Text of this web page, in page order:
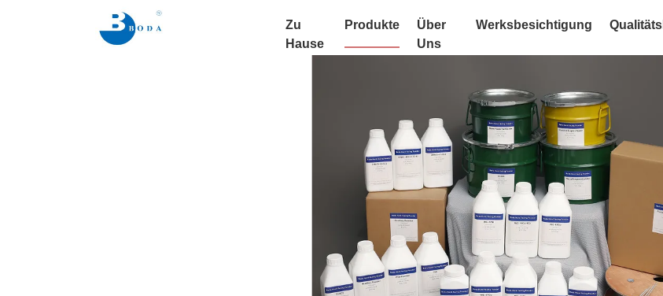
Zu
Hause
Produkte
Über
Uns
Werksbesichtigung